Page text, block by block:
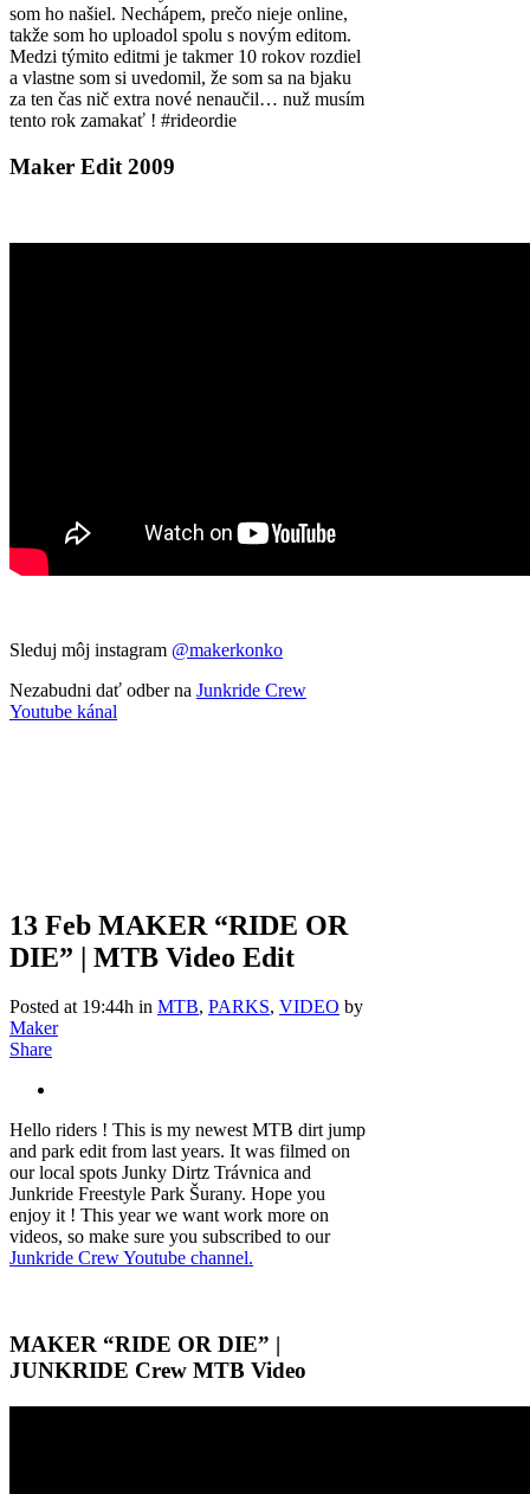
som ho našiel. Nechápem, prečo nieje online,
takže som ho uploadol spolu s novým editom.
Medzi týmito editmi je takmer 10 rokov rozdiel
a vlastne som si uvedomil, že som sa na bjaku
za ten čas nič extra nové nenaučil… nuž musím
tento rok zamakať ! #rideordie
Maker Edit 2009
Sleduj môj instagram @makerkonko
Nezabudni dať odber na Junkride Crew
Youtube kánal
13 Feb MAKER “RIDE OR
DIE” | MTB Video Edit
Posted at 19:44h in MTB, PARKS, VIDEO by
Maker
Share
Hello riders ! This is my newest MTB dirt jump
and park edit from last years. It was filmed on
our local spots Junky Dirtz Trávnica and
Junkride Freestyle Park Šurany. Hope you
enjoy it ! This year we want work more on
videos, so make sure you subscribed to our
Junkride Crew Youtube channel.
MAKER “RIDE OR DIE” |
JUNKRIDE Crew MTB Video